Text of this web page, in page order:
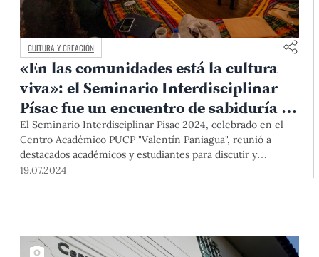
CULTURA Y CREACIÓN
«En las comunidades está la cultura
viva»: el Seminario Interdisciplinar
Písac fue un encuentro de sabiduría en
el corazón del Valle Sagrado
El Seminario Interdisciplinar Písac 2024, celebrado en el
Centro Académico PUCP "Valentín Paniagua", reunió a
destacados académicos y estudiantes para discutir y
compartir avances en antropología, arqueología, historia y
19.07.2024